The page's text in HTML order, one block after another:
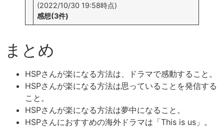
(2022/10/30 19:58時点)
感想(3件)
まとめ
HSPさんが楽になる方法は、ドラマで感動すること。
HSPさんが楽になる方法は思っていることを発信する
こと。
HSPさんが楽になる方法は夢中になること。
HSPさんにおすすめの海外ドラマは「This is us」。